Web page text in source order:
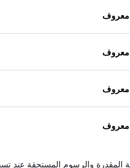
المقدرة والرسوم المستحقة عند